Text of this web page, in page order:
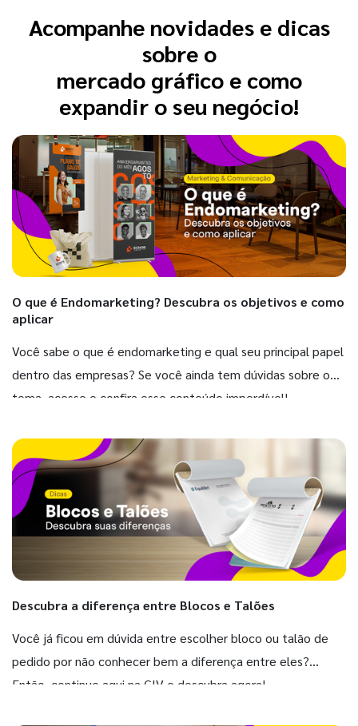
Acompanhe novidades e dicas
sobre o
mercado gráfico e como
expandir o seu negócio!
O que é Endomarketing? Descubra os objetivos e como
aplicar
Você sabe o que é endomarketing e qual seu principal papel
dentro das empresas? Se você ainda tem dúvidas sobre o
tema, acesse e confira esse conteúdo imperdível!
Descubra a diferença entre Blocos e Talões
Você já ficou em dúvida entre escolher bloco ou talão de
pedido por não conhecer bem a diferença entre eles?
Então, continue aqui na GIV e descubra agora!